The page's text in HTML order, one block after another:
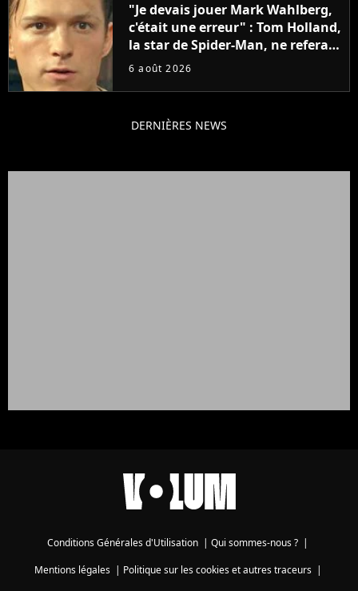
"Je devais jouer Mark Wahlberg,
c'était une erreur" : Tom Holland,
la star de Spider-Man, ne referait
pas ce blockbuster
6 août 2026
DERNIÈRES NEWS
Conditions Générales d'Utilisation | Qui sommes-nous ? |
Mentions légales| Politique sur les cookies et autres traceurs|